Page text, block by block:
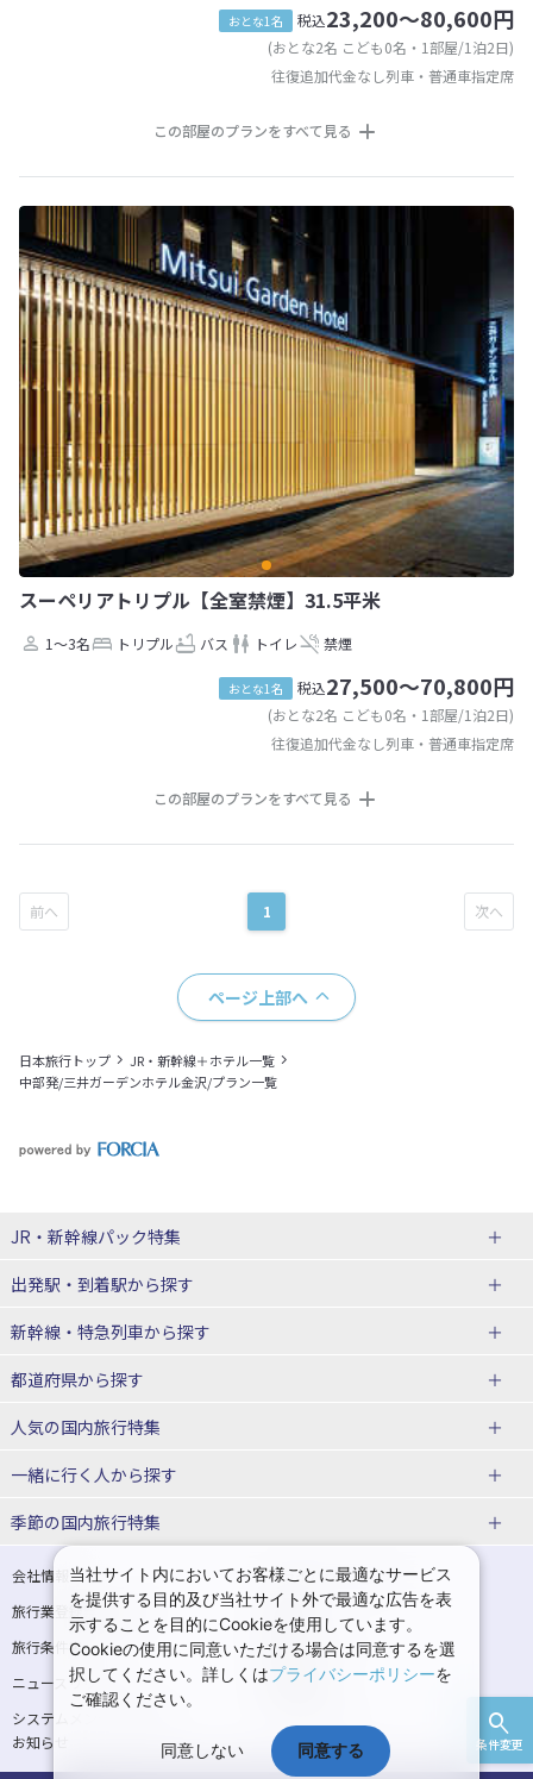
条件変更
おとな1名 税込23,200～80,600円
(おとな2名 こども0名・1部屋/1泊2日)
往復追加代金なし列車・普通車指定席
この部屋のプランをすべて見る
スーペリアトリプル【全室禁煙】31.5平米
1～3名 トリプル バス トイレ 禁煙
おとな1名 税込27,500～70,800円
(おとな2名 こども0名・1部屋/1泊2日)
往復追加代金なし列車・普通車指定席
この部屋のプランをすべて見る
1
ページ上部へ
日本旅行トップ
JR・新幹線＋ホテル一覧
中部発/三井ガーデンホテル金沢/プラン一覧
JR・新幹線パック特集
JR・新幹線＋ホテルパック
出張パック
出発駅・到着駅から探す
秋田⇔東京 新幹線パック
仙台→東京 新幹線パック
富山⇔東京 新幹線パック
東京→仙台 新幹線パック
東京→金沢 新幹線パック
東京⇔軽井沢 新幹線パック 東京→長野 新幹線パック
東京→名古屋 新幹線パック 東京→京都 新幹線パック
東京→大阪（新大阪） 新幹線パッ
ク
東京→神戸（新神戸） 新幹線パッ
ク
東京→岡山 新幹線パック 東京→広島 新幹線パック
新幹線・特急列車から探す
北海道新幹線 旅行
山形新幹線 旅行
東海道新幹線 旅行
上越新幹線 旅行
九州新幹線 旅行 西九州新幹線 旅行
特急サンダーバード 旅行
都道府県から探す
北海道旅行・ツアー
東北
青森旅行・ツアー 岩手旅行・ツアー
宮城旅行・ツアー 秋田旅行・ツアー
山形旅行・ツアー 福島旅行・ツアー
関東
神奈川旅行・ツアー
人気の国内旅行特集
東京ディズニーリゾート®への旅
ユニバーサル・スタジオ・ジャパ
温泉旅行 日帰り旅行
一緒に行く人から探す
一人旅 国内版
カップル・夫婦旅行 国内版 女子旅 国内版
卒業旅行・学生旅行 国内版
季節の国内旅行特集
桜・お花見特集
ゴールデンウィーク（GW）の国内
旅行
夏休み・お盆の国内旅行 7月の国内旅行
8月の国内旅行 9月の国内旅行
10月の国内旅行 11月の国内旅行
会社情報
プライバシーポリシー
旅行業登録票・約款
規約集
旅行条件書
商標について
ニュースリリース
採用情報
システムメンテナンスの
お知らせ
当社サイト内においてお客様ごとに最適なサービス
を提供する目的及び当社サイト外で最適な広告を表
示することを目的にCookieを使用しています。
Cookieの使用に同意いただける場合は同意するを選
択してください。詳しくはプライバシーポリシーを
ご確認ください。
同意しない 同意する